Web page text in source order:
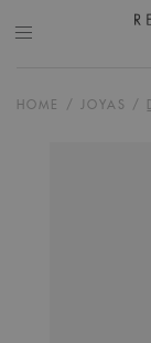
HOME / JOYAS /